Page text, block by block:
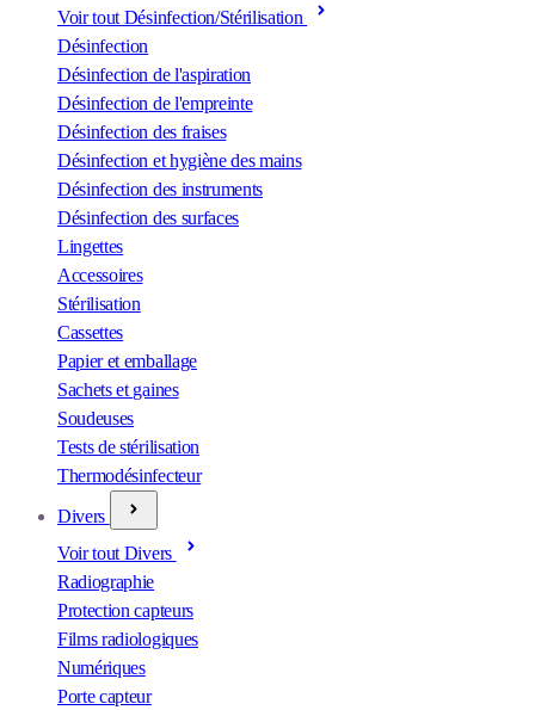
Voir tout Désinfection/Stérilisation
Désinfection
Désinfection de l'aspiration
Désinfection de l'empreinte
Désinfection des fraises
Désinfection et hygiène des mains
Désinfection des instruments
Désinfection des surfaces
Lingettes
Accessoires
Stérilisation
Cassettes
Papier et emballage
Sachets et gaines
Soudeuses
Tests de stérilisation
Thermodésinfecteur
Divers
Voir tout Divers
Radiographie
Protection capteurs
Films radiologiques
Numériques
Porte capteur